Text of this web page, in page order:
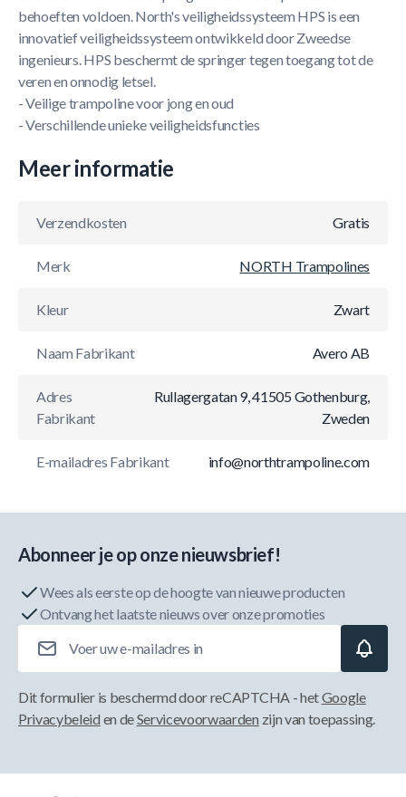
behoeften voldoen. North's veiligheidssysteem HPS is een
innovatief veiligheidssysteem ontwikkeld door Zweedse
ingenieurs. HPS beschermt de springer tegen toegang tot de
veren en onnodig letsel.
- Veilige trampoline voor jong en oud
- Verschillende unieke veiligheidsfuncties
Meer informatie
Verzendkosten Gratis
Merk NORTH Trampolines
Kleur Zwart
Naam Fabrikant Avero AB
Adres
Fabrikant
Rullagergatan 9, 41505 Gothenburg,
Zweden
E-mailadres Fabrikant info@northtrampoline.com
Abonneer je op onze nieuwsbrief!
Wees als eerste op de hoogte van nieuwe producten
Ontvang het laatste nieuws over onze promoties
Dit formulier is beschermd door reCAPTCHA - hetGoogle
Privacybeleid en deServicevoorwaarden zijn van toepassing.